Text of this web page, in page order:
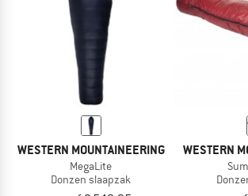
WESTERN MOUNTAINEERING
MegaLite
Donzen slaapzak
WESTERN